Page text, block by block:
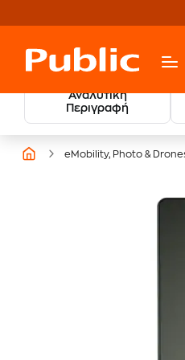
Αναλυτική
Περιγραφή
eMobility, Photo &